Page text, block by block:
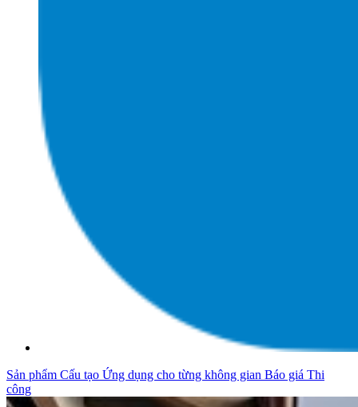
Sản phẩm Cấu tạo Ứng dụng cho từng không gian Báo giá Thi
công